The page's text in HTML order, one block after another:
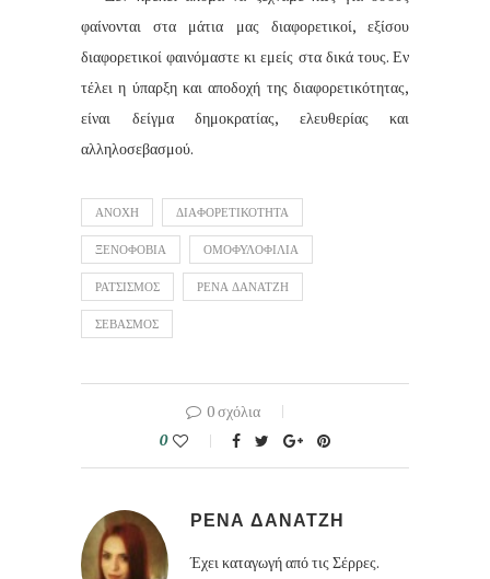
φαίνονται στα μάτια μας διαφορετικοί, εξίσου
διαφορετικοί φαινόμαστε κι εμείς στα δικά τους. Εν
τέλει η ύπαρξη και αποδοχή της διαφορετικότητας,
είναι δείγμα δημοκρατίας, ελευθερίας και
αλληλοσεβασμού.
ΑΝΟΧΗ ΔΙΑΦΟΡΕΤΙΚΟΤΗΤΑ
ΞΕΝΟΦΟΒΙΑ ΟΜΟΦΥΛΟΦΙΛΙΑ
ΡΑΤΣΙΣΜΟΣ ΡΕΝΑ ΔΑΝΑΤΖΗ
ΣΕΒΑΣΜΟΣ
0 σχόλια
0
ΡΕΝΑ ΔΑΝΑΤΖΗ
Έχει καταγωγή από τις Σέρρες.